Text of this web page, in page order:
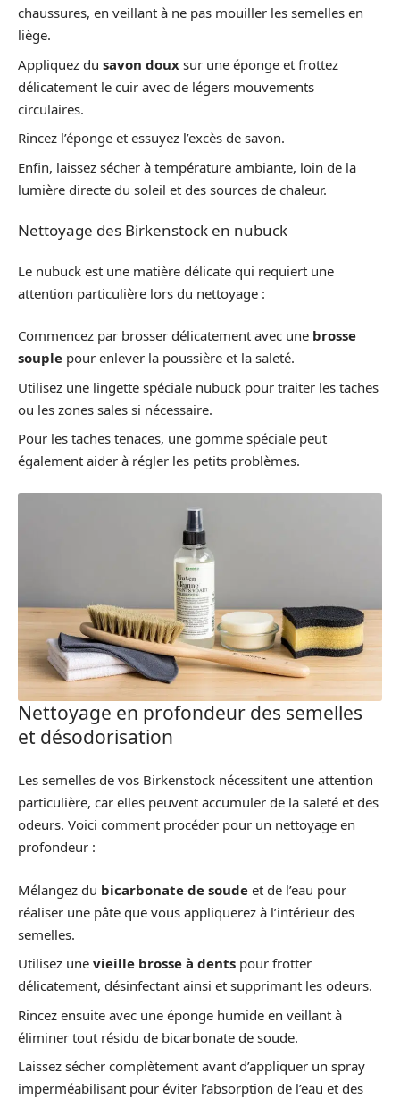
chaussures, en veillant à ne pas mouiller les semelles en
liège.
Appliquez du savon doux sur une éponge et frottez
délicatement le cuir avec de légers mouvements
circulaires.
Rincez l’éponge et essuyez l’excès de savon.
Enfin, laissez sécher à température ambiante, loin de la
lumière directe du soleil et des sources de chaleur.
Nettoyage des Birkenstock en nubuck
Le nubuck est une matière délicate qui requiert une
attention particulière lors du nettoyage :
Commencez par brosser délicatement avec une brosse
souple pour enlever la poussière et la saleté.
Utilisez une lingette spéciale nubuck pour traiter les taches
ou les zones sales si nécessaire.
Pour les taches tenaces, une gomme spéciale peut
également aider à régler les petits problèmes.
Nettoyage en profondeur des semelles
et désodorisation
Les semelles de vos Birkenstock nécessitent une attention
particulière, car elles peuvent accumuler de la saleté et des
odeurs. Voici comment procéder pour un nettoyage en
profondeur :
Mélangez du bicarbonate de soude et de l’eau pour
réaliser une pâte que vous appliquerez à l’intérieur des
semelles.
Utilisez une vieille brosse à dents pour frotter
délicatement, désinfectant ainsi et supprimant les odeurs.
Rincez ensuite avec une éponge humide en veillant à
éliminer tout résidu de bicarbonate de soude.
Laissez sécher complètement avant d’appliquer un spray
imperméabilisant pour éviter l’absorption de l’eau et des